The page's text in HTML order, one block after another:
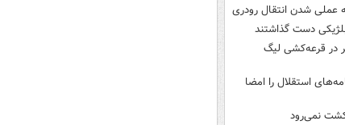
عملی شدن انتقال رودری
دست گذاشتند
در قرعه‌کشی لیگ
استقلال را امضا
نمی‌رود